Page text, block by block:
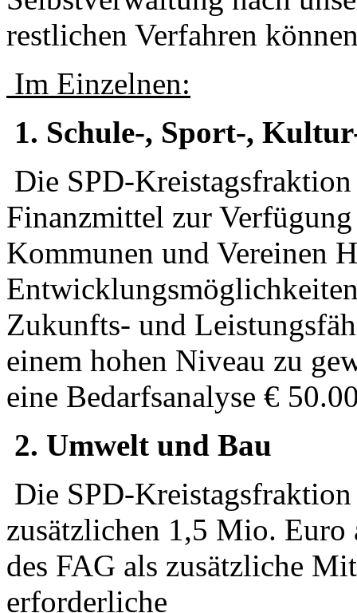
restlichen Verfahren
Im Einzelnen:
1. Schule-, Sport-,
Die SPD-
Finanzmittel zur
Kommunen und Vereinen
Zukunfts- und
einem hohen Niveau zu
eine Bedarfsanalyse €
2. Umwelt und Bau
Die SPD-
zusätzlichen 1,5 Mio. Euro
des FAG als zusätzliche
erforderliche